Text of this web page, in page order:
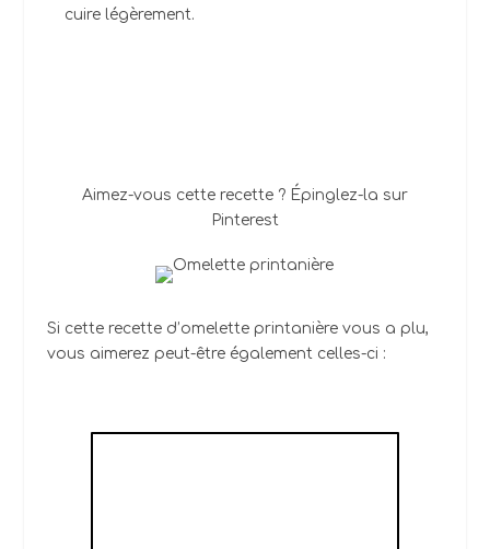
cuire légèrement.
Aimez-vous cette recette ? Épinglez-la sur
Pinterest
Si cette recette d’omelette printanière vous a plu,
vous aimerez peut-être également celles-ci :